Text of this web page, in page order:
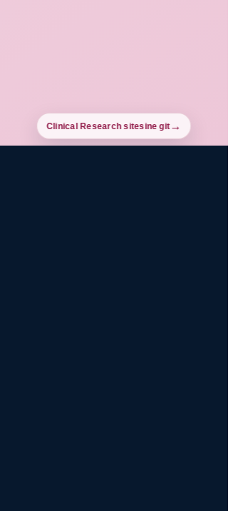
Clinical Research sitesine git